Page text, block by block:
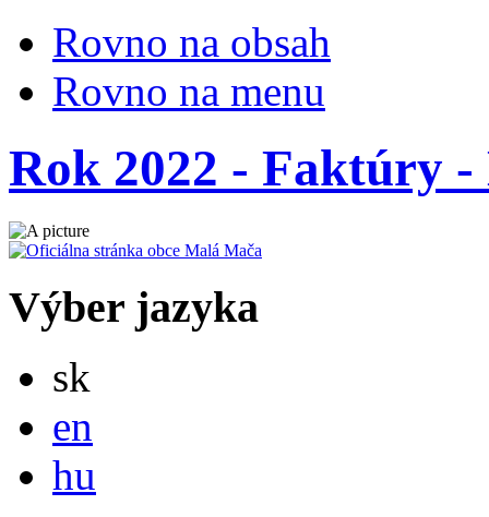
Rovno na obsah
Rovno na menu
Rok 2022 - Faktúry
Výber jazyka
sk
en
hu